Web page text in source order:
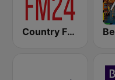
Country FM24